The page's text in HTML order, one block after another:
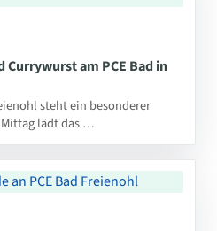
Currywurst am PCE Bad in
steht ein besonderer
lädt das …